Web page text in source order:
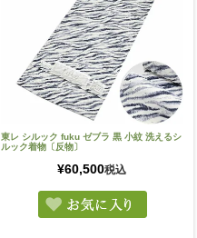
東レ シルック fuku ゼブラ 黒 小紋 洗えるシ
ルック着物〔反物〕
¥60,500税込